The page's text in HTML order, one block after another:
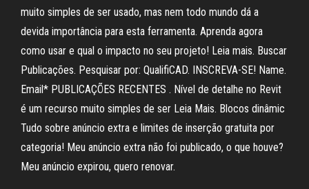
muito simples de ser usado, mas nem todo mundo dá a
devida importância para esta ferramenta. Aprenda agora
como usar e qual o impacto no seu projeto! Leia mais. Buscar
Publicações. Pesquisar por: QualifiCAD. INSCREVA-SE! Name.
Email* PUBLICAÇÕES RECENTES . Nível de detalhe no Revit
é um recurso muito simples de ser Leia Mais. Blocos dinâmic
Tudo sobre anúncio extra e limites de inserção gratuita por
categoria! Meu anúncio extra não foi publicado, o que houve?
Meu anúncio expirou, quero renovar.